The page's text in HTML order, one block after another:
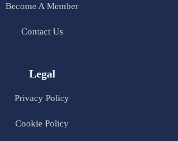
Become A Member
Contact Us
Legal
Privacy Policy
Cookie Policy